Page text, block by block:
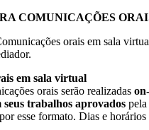
COMUNICAÇÕES
orais em sala
em sala virtual
orais serão realizadas
trabalhos aprovados
esse formato. Dias e horários